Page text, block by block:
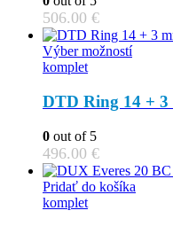
506.00 €
Výber možnostíThis
may
be
chosen
komplet
DTD Ring 14 +
0 out of 5
496.00 €
Pridať do košíka
komplet